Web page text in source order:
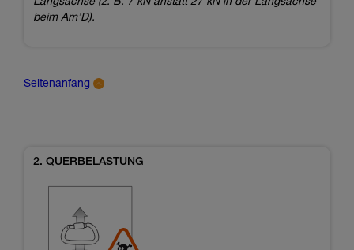
Längsachse (z. B. 7 kN anstatt 27 kN in der Längsachse
beim Am’D).
Seitenanfang
2. QUERBELASTUNG